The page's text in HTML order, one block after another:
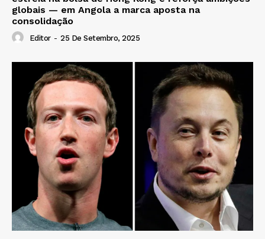
globais — em Angola a marca aposta na
consolidação
Editor - 25 De Setembro, 2025